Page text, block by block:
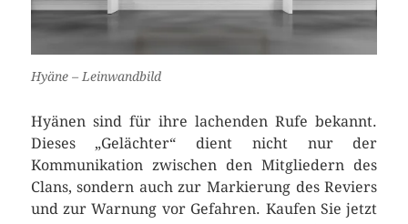
Hyäne – Leinwandbild
Hyänen sind für ihre lachenden Rufe bekannt.
Dieses „Gelächter“ dient nicht nur der
Kommunikation zwischen den Mitgliedern des
Clans, sondern auch zur Markierung des Reviers
und zur Warnung vor Gefahren. Kaufen Sie jetzt